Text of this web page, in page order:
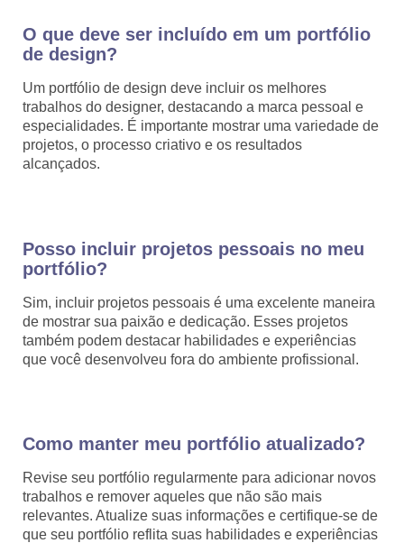
O que deve ser incluído em um portfólio
de design?
Um portfólio de design deve incluir os melhores
trabalhos do designer, destacando a marca pessoal e
especialidades. É importante mostrar uma variedade de
projetos, o processo criativo e os resultados
alcançados.
Posso incluir projetos pessoais no meu
portfólio?
Sim, incluir projetos pessoais é uma excelente maneira
de mostrar sua paixão e dedicação. Esses projetos
também podem destacar habilidades e experiências
que você desenvolveu fora do ambiente profissional.
Como manter meu portfólio atualizado?
Revise seu portfólio regularmente para adicionar novos
trabalhos e remover aqueles que não são mais
relevantes. Atualize suas informações e certifique-se de
que seu portfólio reflita suas habilidades e experiências